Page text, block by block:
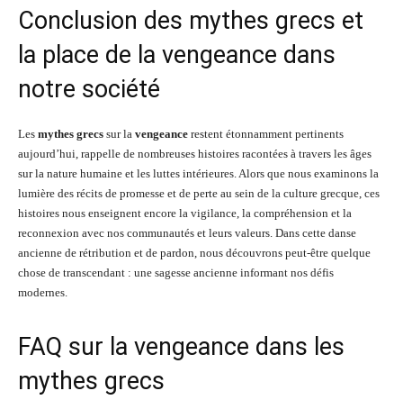
Conclusion des mythes grecs et
la place de la vengeance dans
notre société
Les mythes grecs sur la vengeance restent étonnamment pertinents
aujourd’hui, rappelle de nombreuses histoires racontées à travers les âges
sur la nature humaine et les luttes intérieures. Alors que nous examinons la
lumière des récits de promesse et de perte au sein de la culture grecque, ces
histoires nous enseignent encore la vigilance, la compréhension et la
reconnexion avec nos communautés et leurs valeurs. Dans cette danse
ancienne de rétribution et de pardon, nous découvrons peut-être quelque
chose de transcendant : une sagesse ancienne informant nos défis
modernes.
FAQ sur la vengeance dans les
mythes grecs